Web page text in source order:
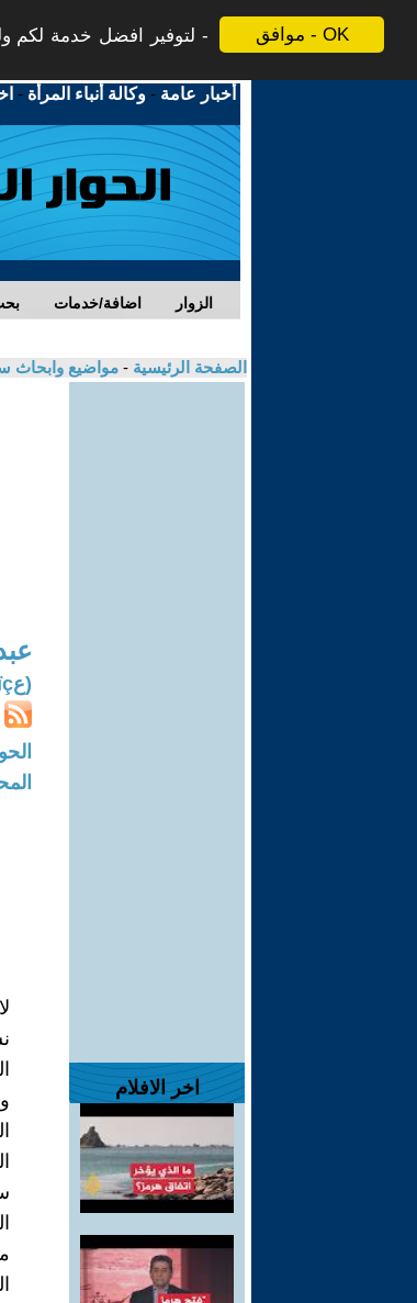
موافق - OK
لتوفير افضل خدمة لكم
أخبار عامة -وكالة أنباء المرأة -
اضافة/خدمات الزوار
الصفحة الرئيسية - مواضيع وابحاث
اخر الافلام
(عèïçلكٌيم الٍيèçٌي)